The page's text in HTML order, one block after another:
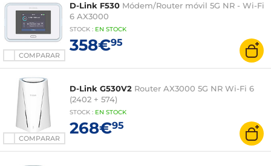
COMPARAR
D-Link F530 Módem/Router móvil 5G NR - Wi-Fi
6 AX3000
STOCK : EN STOCK
358€95
COMPARAR
D-Link G530V2 Router AX3000 5G NR Wi-Fi 6
(2402 + 574)
STOCK : EN STOCK
268€95